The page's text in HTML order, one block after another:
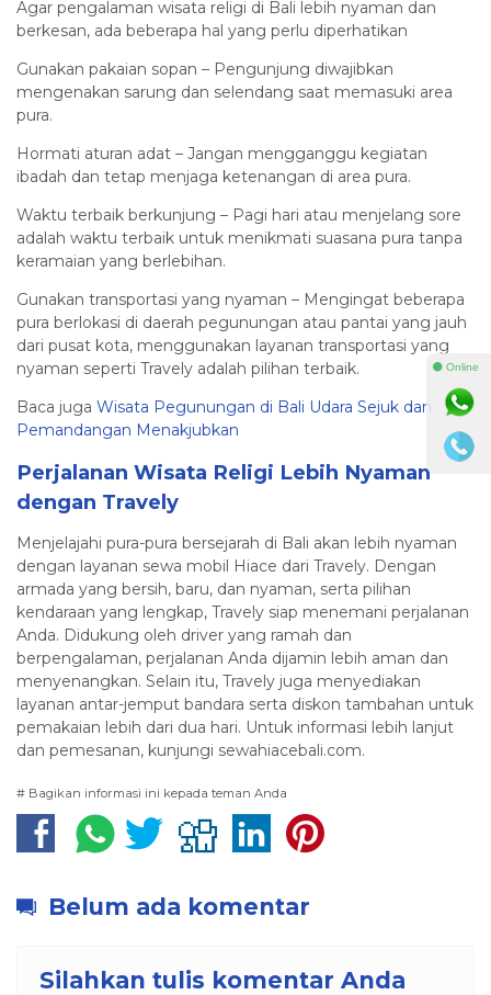
Agar pengalaman wisata religi di Bali lebih nyaman dan
berkesan, ada beberapa hal yang perlu diperhatikan
Gunakan pakaian sopan – Pengunjung diwajibkan
mengenakan sarung dan selendang saat memasuki area
pura.
Hormati aturan adat – Jangan mengganggu kegiatan
ibadah dan tetap menjaga ketenangan di area pura.
Waktu terbaik berkunjung – Pagi hari atau menjelang sore
adalah waktu terbaik untuk menikmati suasana pura tanpa
keramaian yang berlebihan.
Gunakan transportasi yang nyaman – Mengingat beberapa
pura berlokasi di daerah pegunungan atau pantai yang jauh
dari pusat kota, menggunakan layanan transportasi yang
nyaman seperti Travely adalah pilihan terbaik.
Baca juga Wisata Pegunungan di Bali Udara Sejuk dan
Pemandangan Menakjubkan
Perjalanan Wisata Religi Lebih Nyaman
dengan Travely
Menjelajahi pura-pura bersejarah di Bali akan lebih nyaman
dengan layanan sewa mobil Hiace dari Travely. Dengan
armada yang bersih, baru, dan nyaman, serta pilihan
kendaraan yang lengkap, Travely siap menemani perjalanan
Anda. Didukung oleh driver yang ramah dan
berpengalaman, perjalanan Anda dijamin lebih aman dan
menyenangkan. Selain itu, Travely juga menyediakan
layanan antar-jemput bandara serta diskon tambahan untuk
pemakaian lebih dari dua hari. Untuk informasi lebih lanjut
dan pemesanan, kunjungi sewahiacebali.com.
# Bagikan informasi ini kepada teman Anda
Belum ada komentar
Silahkan tulis komentar Anda
⚫ Online